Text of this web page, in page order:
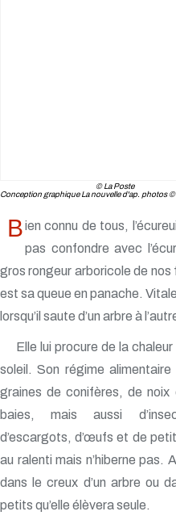
© La Poste
Conception graphique La nouvelle d'ap. photos
Bien connu de tous,
pas confondre avec
gros rongeur arboricole de
est sa queue en panache.
lorsqu’il saute d’un arbre à
Elle lui procure de la
soleil. Son régime
graines de conifères, de
baies, mais aussi
d’escargots, d’œufs et de
au ralenti mais n’hiberne pas.
dans le creux d’un arbre ou
petits qu’elle élèvera seule.